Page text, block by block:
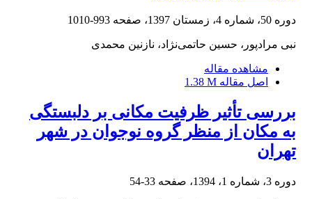
دوره 50، شماره 4، زمستان 1397، صفحه 993-1010
نبی مرادپور، حسین حاتمی‌نژاد، نازنین محمدی
مشاهده مقاله
اصل مقاله 1.38 M
بررسی تأثیر ظرفیت مکانی بر دلبستگی
به مکان از منظر گروه نوجوان در شهر
تهران
دوره 3، شماره 1، 1394، صفحه 33-54